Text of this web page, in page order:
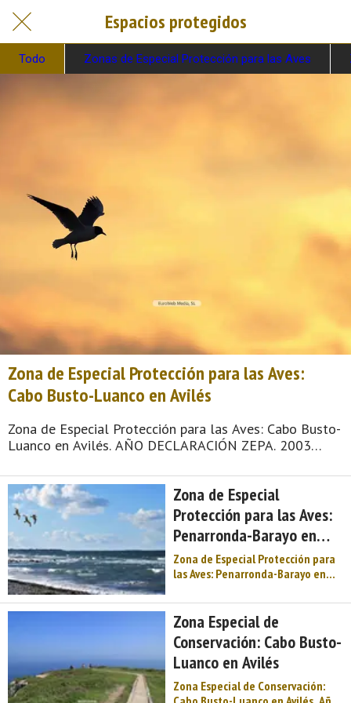
Espacios protegidos
Todo Zonas de Especial Protección para las Aves
Zona de Especial Protección para las Aves:
Cabo Busto-Luanco en Avilés
Zona de Especial Protección para las Aves: Cabo Busto-
Luanco en Avilés. AÑO DECLARACIÓN ZEPA. 2003
Soto del Barco y Valdés Superficie: 9907 ha Otras
figuras de protección: Zona de Especial Conservación de
Cabo Busto Luanco Paisaje Protegido del Cabo Peñas
Monumento Natural de la Charca de Zeluán y Ensenada
de Llodero Monumento Natural de la ...
Zona de Especial
Protección para las Aves:
Penarronda-Barayo en
Avilés
Zona de Especial Protección para
las Aves: Penarronda-Barayo en
2003 Municipios: Avilés, Castrillón,
Cudillero, Gozón, Muros del Nalón,
Pravia, Soto del Barco y Valdés
Superficie: 4267 ha Otras figuras
de protección: Zona de Especial
Reserva Natural de Barayo
Zona Especial de
Conservación: Cabo Busto-
Luanco en Avilés
Zona Especial de Conservación: